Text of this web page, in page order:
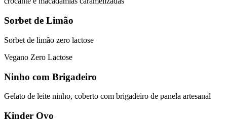
Sorbet de Limão
Sorbet de limão zero lactose
Vegano Zero Lactose
Ninho com Brigadeiro
Gelato de leite ninho, coberto com brigadeiro de panela artesanal
Kinder Ovo